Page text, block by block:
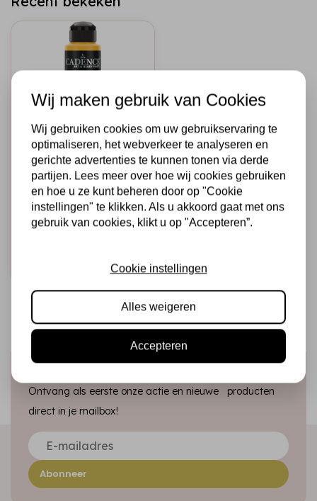
CADENCE
Cadence Hybrid
Acrylverf 120 ml
Sun Yellow
Schrijf je in voor de nieuwsbrief
Ontvang als eerste onze actie en nieuwe producten
direct in je mailbox!
Abonneer
Wij maken gebruik van Cookies
Wij gebruiken cookies om uw gebruikservaring te
optimaliseren, het webverkeer te analyseren en
gerichte advertenties te kunnen tonen via derde
partijen. Lees meer over hoe wij cookies gebruiken
en hoe u ze kunt beheren door op "Cookie
instellingen" te klikken. Als u akkoord gaat met ons
gebruik van cookies, klikt u op "Accepteren”.
Cookie instellingen
Alles weigeren
Accepteren